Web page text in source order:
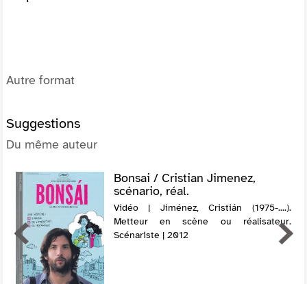
Autre format
Suggestions
Du même auteur
Bonsai / Cristian Jimenez,
scénario, réal.
Vidéo | Jiménez, Cristián (1975-....).
Metteur en scène ou réalisateur.
Scénariste | 2012